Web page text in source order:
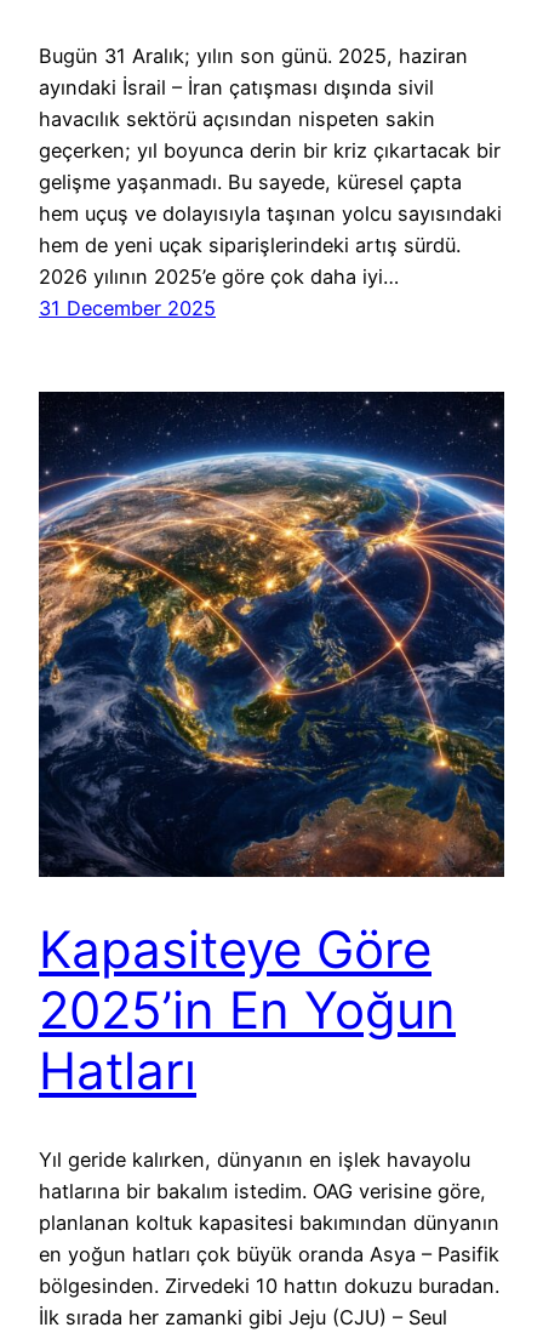
Bugün 31 Aralık; yılın son günü. 2025, haziran
ayındaki İsrail – İran çatışması dışında sivil
havacılık sektörü açısından nispeten sakin
geçerken; yıl boyunca derin bir kriz çıkartacak bir
gelişme yaşanmadı. Bu sayede, küresel çapta
hem uçuş ve dolayısıyla taşınan yolcu sayısındaki
hem de yeni uçak siparişlerindeki artış sürdü.
2026 yılının 2025’e göre çok daha iyi…
31 December 2025
Kapasiteye Göre
2025’in En Yoğun
Hatları
Yıl geride kalırken, dünyanın en işlek havayolu
hatlarına bir bakalım istedim. OAG verisine göre,
planlanan koltuk kapasitesi bakımından dünyanın
en yoğun hatları çok büyük oranda Asya – Pasifik
bölgesinden. Zirvedeki 10 hattın dokuzu buradan.
İlk sırada her zamanki gibi Jeju (CJU) – Seul